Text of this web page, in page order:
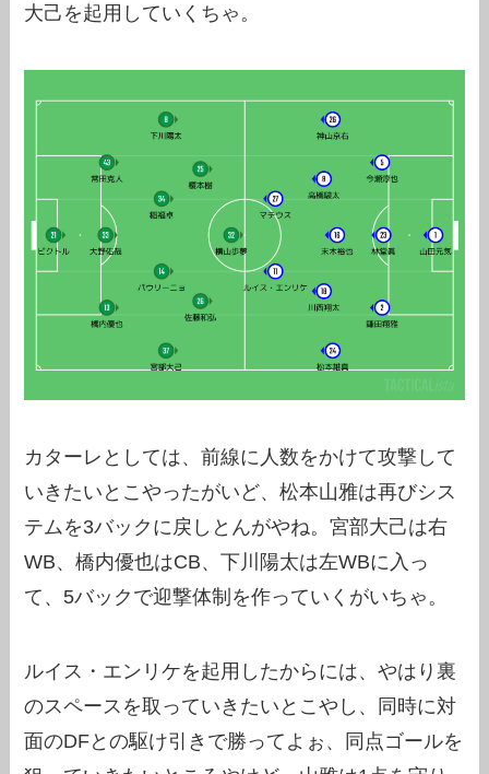
大己を起用していくちゃ。
カターレとしては、前線に人数をかけて攻撃して
いきたいとこやったがいど、松本山雅は再びシス
テムを3バックに戻しとんがやね。宮部大己は右
WB、橋内優也はCB、下川陽太は左WBに入っ
て、5バックで迎撃体制を作っていくがいちゃ。
ルイス・エンリケを起用したからには、やはり裏
のスペースを取っていきたいとこやし、同時に対
面のDFとの駆け引きで勝ってよぉ、同点ゴールを